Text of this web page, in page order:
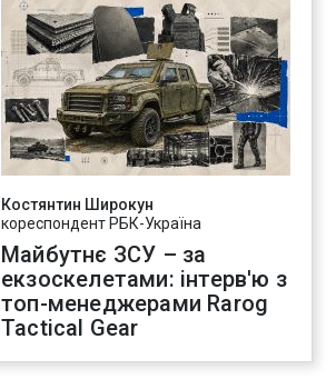
Костянтин Широкун
кореспондент РБК-Україна
Майбутнє ЗСУ – за
екзоскелетами: інтерв'ю з
топ-менеджерами Rarog
Tactical Gear